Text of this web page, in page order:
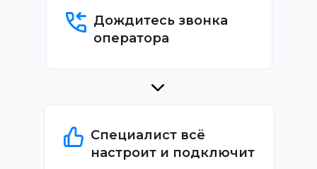
Дождитесь звонка
оператора
Специалист всё
настроит и подключит